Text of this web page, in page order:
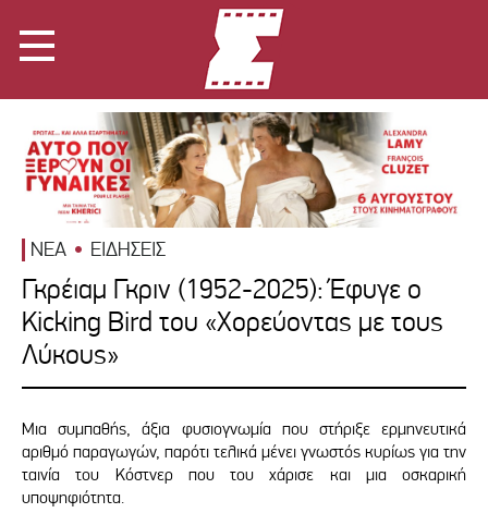
ΝΕΑ ΕΙΔΗΣΕΙΣ
Γκρέιαμ Γκριν (1952-2025): Έφυγε ο
Kicking Bird του «Χορεύοντας με τους
Λύκους»
Μια συμπαθής, άξια φυσιογνωμία που στήριξε ερμηνευτικά
αριθμό παραγωγών, παρότι τελικά μένει γνωστός κυρίως για την
ταινία του Κόστνερ που του χάρισε και μια οσκαρική
υποψηφιότητα.